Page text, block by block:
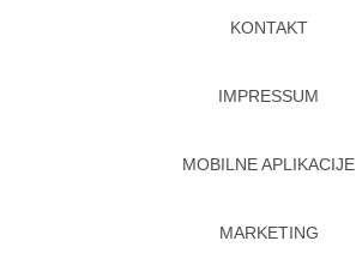
KONTAKT
IMPRESSUM
MOBILNE APLIKACIJE
MARKETING